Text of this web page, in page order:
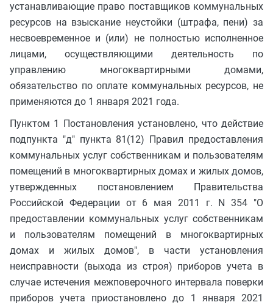
устанавливающие право поставщиков коммунальных
ресурсов на взыскание неустойки (штрафа, пени) за
несвоевременное и (или) не полностью исполненное
лицами, осуществляющими деятельность по
управлению многоквартирными домами,
обязательство по оплате коммунальных ресурсов, не
применяются до 1 января 2021 года.
Пунктом 1 Постановления установлено, что действие
подпункта "д" пункта 81(12) Правил предоставления
коммунальных услуг собственникам и пользователям
помещений в многоквартирных домах и жилых домов,
утвержденных постановлением Правительства
Российской Федерации от 6 мая 2011 г. N 354 "О
предоставлении коммунальных услуг собственникам
и пользователям помещений в многоквартирных
домах и жилых домов", в части установления
неисправности (выхода из строя) приборов учета в
случае истечения межповерочного интервала поверки
приборов учета приостановлено до 1 января 2021